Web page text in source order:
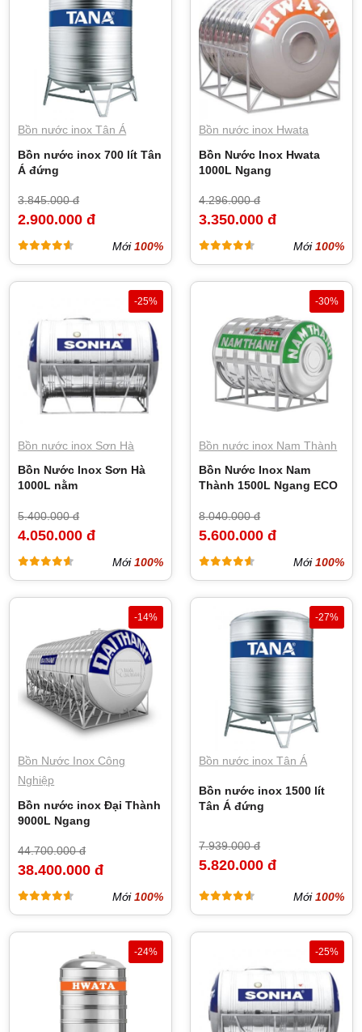
Bồn nước inox Tân Á
Bồn nước inox 700 lít Tân
Á đứng
3.845.000 đ
2.900.000 đ
Mới100%
Bồn nước inox Hwata
Bồn Nước Inox Hwata
1000L Ngang
4.296.000 đ
3.350.000 đ
Mới100%
-25%
Bồn nước inox Sơn Hà
Bồn Nước Inox Sơn Hà
1000L nằm
5.400.000 đ
4.050.000 đ
Mới100%
-30%
Bồn nước inox Nam Thành
Bồn Nước Inox Nam
Thành 1500L Ngang ECO
8.040.000 đ
5.600.000 đ
Mới100%
-14%
Bồn Nước Inox Công
Nghiệp
Bồn nước inox Đại Thành
9000L Ngang
44.700.000 đ
38.400.000 đ
Mới100%
-27%
Bồn nước inox Tân Á
Bồn nước inox 1500 lít
Tân Á đứng
7.939.000 đ
5.820.000 đ
Mới100%
-24% -25%